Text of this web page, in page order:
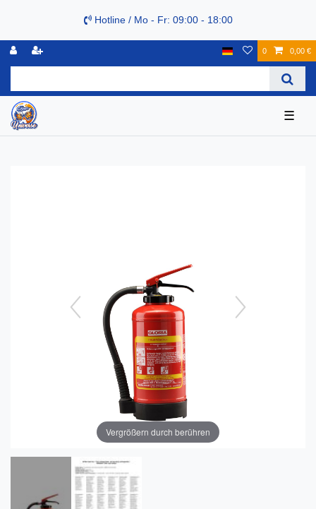
Hotline / Mo - Fr: 09:00 - 18:00
0 0,00 €
☰
Vergrößern durch berühren